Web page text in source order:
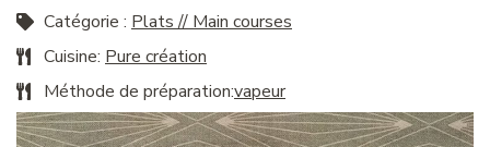
Catégorie : Plats // Main courses
Cuisine: Pure création
Méthode de préparation:vapeur